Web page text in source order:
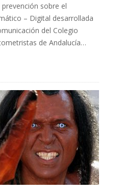
sobre el
– Digital desarrollada
del Colegio
de Andalucía
gran éxito de resultados,
publicado en …